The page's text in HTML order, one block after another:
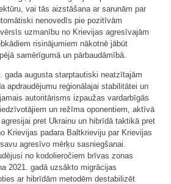
vai tās aizstāšana ar sarunām par
nenovedīs pie pozitīvām
uzmanību no Krievijas agresīvajām
risinājumiem nākotnē jābūt
samērīgumā un pārbaudāmībā.
gada augusta starptautiski neatzītajām
apdraudējumu reģionālajai stabilitātei un
autoritārisms izpaužas vardarbīgās
un režīma oponentiem, aktīvā
pret Ukrainu un hibrīdā taktikā pret
Krievijas padara Baltkrieviju par Krievijas
agresīvo mērķu sasniegšanai.
no kodolieročiem brīvas zonas
2021. gadā uzsākto migrācijas
ar hibrīdām metodēm destabilizēt